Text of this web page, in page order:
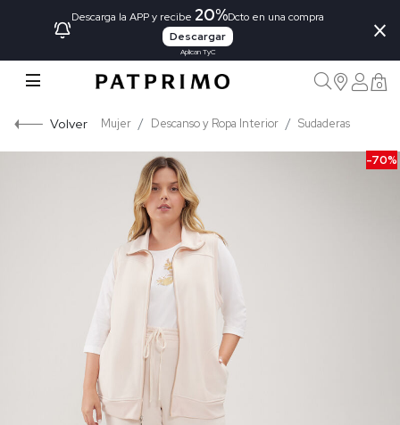
Descarga la APP y recibe 20%Dcto en una compra
Descargar
Aplican TyC
×
0
Volver Mujer Descanso y Ropa Interior Sudaderas
-70%